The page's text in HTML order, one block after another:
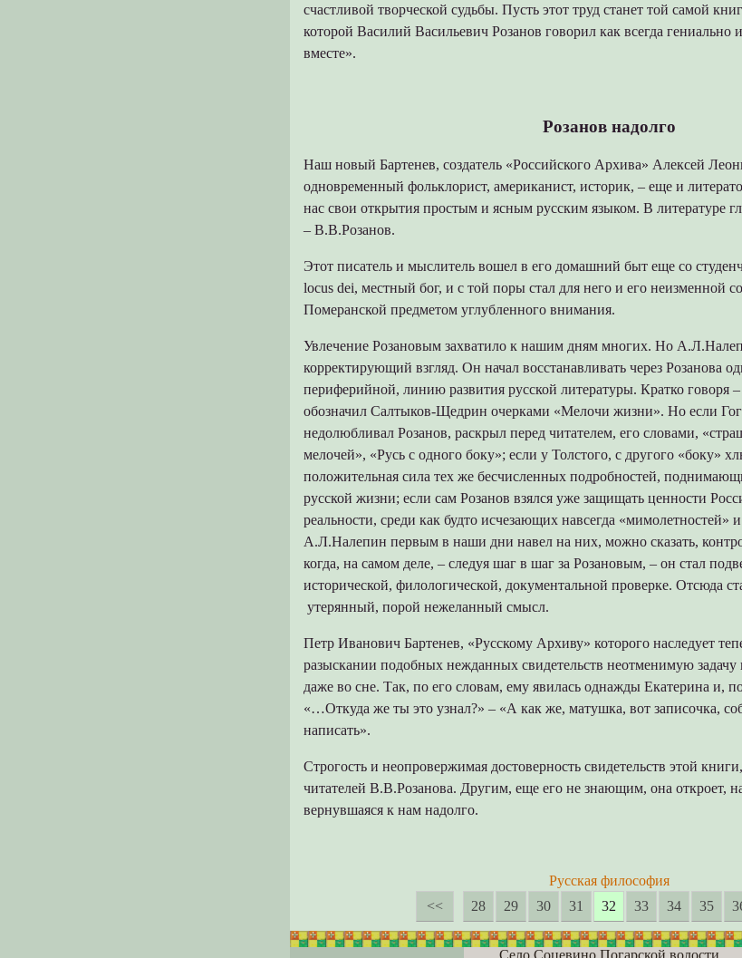
счастливой творческой судьбы. Пусть этот труд станет той самой
которой Василий Васильевич Розанов говорил как всегда гениально
вместе».
Розанов надолго
Наш новый Бартенев, создатель «Российского Архива» Алексей
одновременный фольклорист, американист, историк, – еще и
нас свои открытия простым и ясным русским языком. В литературе
– В.В.Розанов.
Этот писатель и мыслитель вошел в его домашний быт еще со
locus dei, местный бог, и с той поры стал для него и его неизменной
Померанской предметом углубленного внимания.
Увлечение Розановым захватило к нашим дням многих. Но
корректирующий взгляд. Он начал восстанавливать через Розанова
периферийной, линию развития русской литературы. Кратко говоря
обозначил Салтыков-Щедрин очерками «Мелочи жизни». Но если
недолюбливал Розанов, раскрыл перед читателем, его словами,
мелочей», «Русь с одного боку»; если у Толстого, с другого «боку»
положительная сила тех же бесчисленных подробностей,
русской жизни; если сам Розанов взялся уже защищать ценности
реальности, среди как будто исчезающих навсегда «мимолетностей»
А.Л.Налепин первым в наши дни навел на них, можно сказать,
когда, на самом деле, – следуя шаг в шаг за Розановым, – он стал
исторической, филологической, документальной проверке. Отсюда
утерянный, порой нежеланный смысл.
Петр Иванович Бартенев, «Русскому Архиву» которого наследует
разыскании подобных нежданных свидетельств неотменимую задачу
даже во сне. Так, по его словам, ему явилась однажды Екатерина и,
«…Откуда же ты это узнал?» – «А как же, матушка, вот записочка,
написать».
Строгость и неопровержимая достоверность свидетельств этой
читателей В.В.Розанова. Другим, еще его не знающим, она откроет,
вернувшаяся к нам надолго.
Русская философия
<<
28 29 30 31 32 33 34 35
Село Соцевино Погарской волости